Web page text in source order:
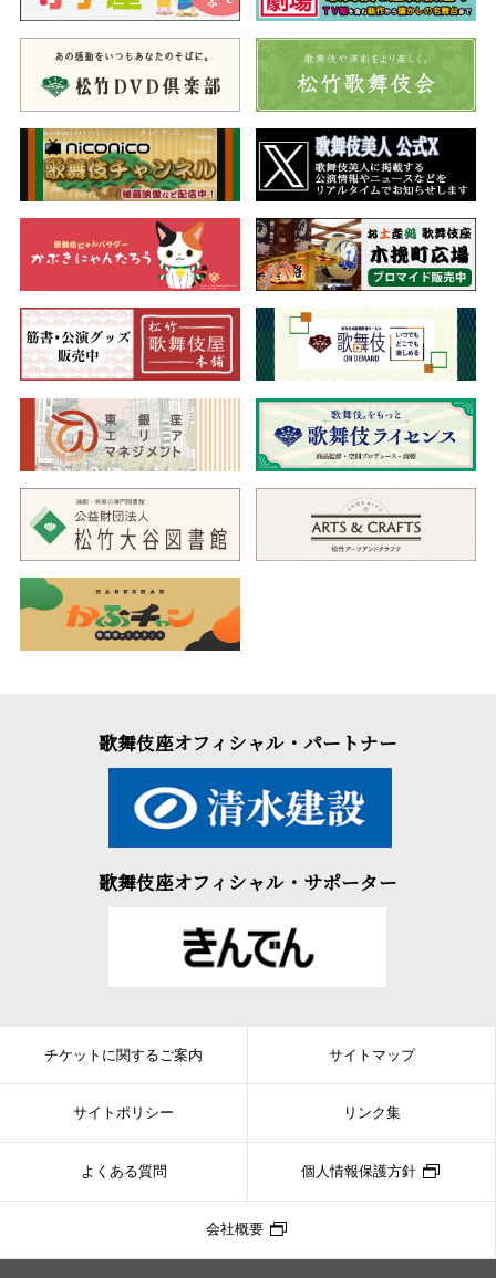
歌舞伎座オフィシャル・パートナー
歌舞伎座オフィシャル・サポーター
チケットに関するご案内 サイトマップ
サイトポリシー リンク集
よくある質問 個人情報保護方針
会社概要